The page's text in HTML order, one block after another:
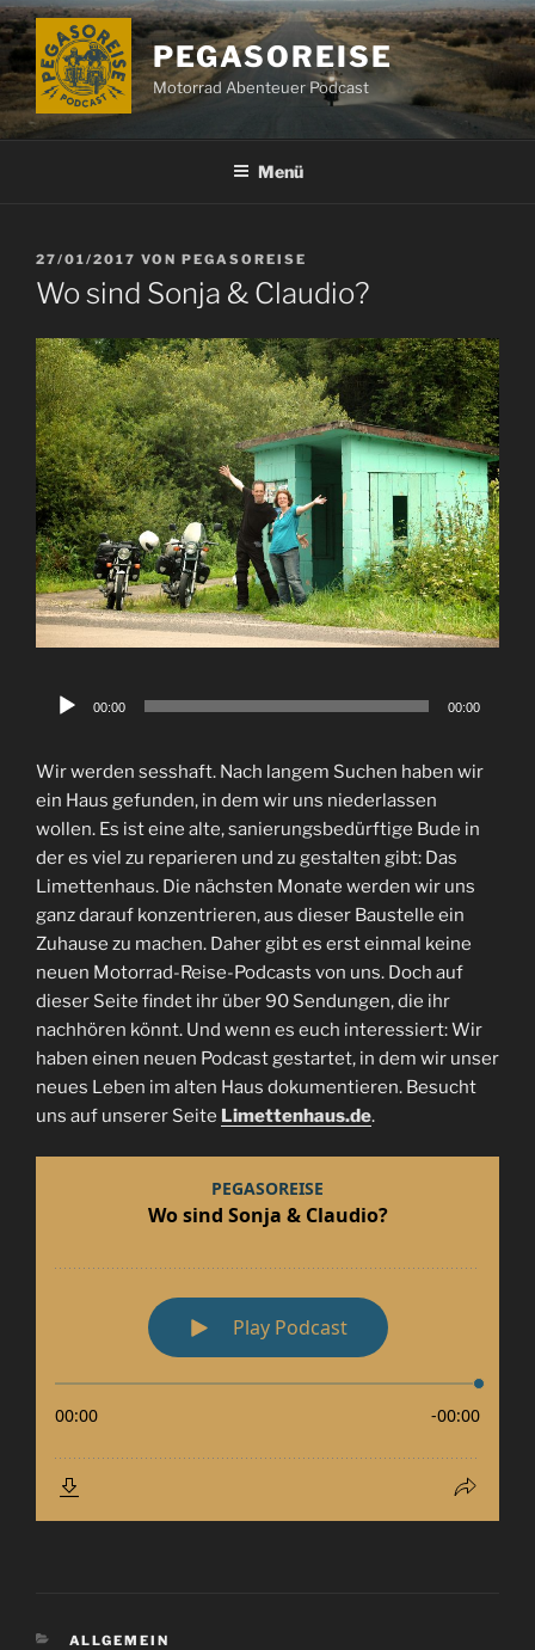
Zum
Inhalt
springen
PEGASOREISE
Motorrad Abenteuer Podcast
Menü
VERÖFFENTLICHT
AM
27/01/2017 VON PEGASOREISE
Wo sind Sonja & Claudio?
Audio-
00:00 00:00
Wir werden sesshaft. Nach langem Suchen haben wir
ein Haus gefunden, in dem wir uns niederlassen
wollen. Es ist eine alte, sanierungsbedürftige Bude in
der es viel zu reparieren und zu gestalten gibt: Das
Limettenhaus. Die nächsten Monate werden wir uns
ganz darauf konzentrieren, aus dieser Baustelle ein
Zuhause zu machen. Daher gibt es erst einmal keine
neuen Motorrad-Reise-Podcasts von uns. Doch auf
dieser Seite findet ihr über 90 Sendungen, die ihr
nachhören könnt. Und wenn es euch interessiert: Wir
haben einen neuen Podcast gestartet, in dem wir unser
neues Leben im alten Haus dokumentieren. Besucht
uns auf unserer Seite Limettenhaus.de.
KATEGORIEN
ALLGEMEIN